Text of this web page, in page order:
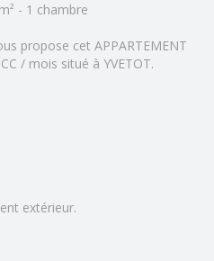
- 1 chambre
propose cet APPARTEMENT
/ mois situé à YVETOT.
extérieur.